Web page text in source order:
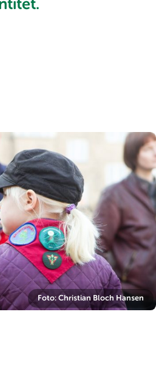
Foto: Christian Bloch Hansen